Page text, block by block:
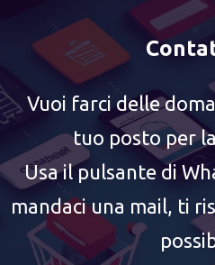
Vuoi farci delle
tuo posto per
Usa il pulsante di
mandaci una mail, ti